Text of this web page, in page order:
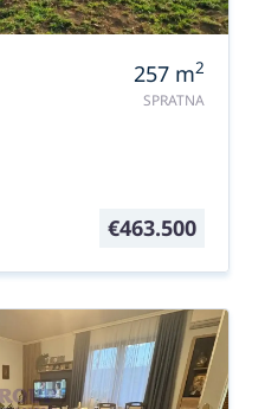
257 m2
SPRATNA
€463.500